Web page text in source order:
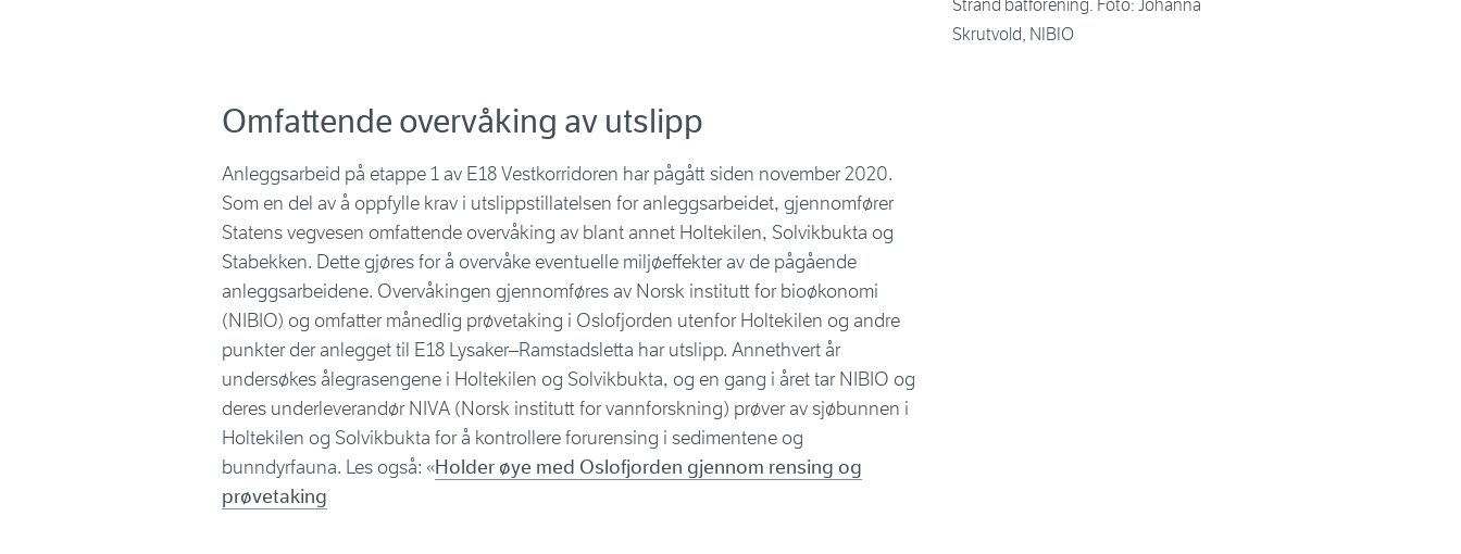
Strand båtforening. Foto: Johanna
Skrutvold, NIBIO
Omfattende overvåking av utslipp
Anleggsarbeid på etappe 1 av E18 Vestkorridoren har pågått siden november 2020.
Som en del av å oppfylle krav i utslippstillatelsen for anleggsarbeidet, gjennomfører
Statens vegvesen omfattende overvåking av blant annet Holtekilen, Solvikbukta og
Stabekken. Dette gjøres for å overvåke eventuelle miljøeffekter av de pågående
anleggsarbeidene. Overvåkingen gjennomføres av Norsk institutt for bioøkonomi
(NIBIO) og omfatter månedlig prøvetaking i Oslofjorden utenfor Holtekilen og andre
punkter der anlegget til E18 Lysaker–Ramstadsletta har utslipp. Annethvert år
undersøkes ålegrasengene i Holtekilen og Solvikbukta, og en gang i året tar NIBIO og
deres underleverandør NIVA (Norsk institutt for vannforskning) prøver av sjøbunnen i
Holtekilen og Solvikbukta for å kontrollere forurensing i sedimentene og
bunndyrfauna. Les også: «Holder øye med Oslofjorden gjennom rensing og
prøvetaking